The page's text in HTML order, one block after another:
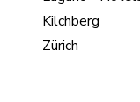
Kilchberg
Zürich